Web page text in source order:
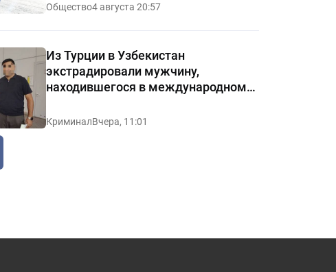
Общество4 августа 20:57
Из Турции в Узбекистан
экстрадировали мужчину,
находившегося в международном
КриминалВчера, 11:01